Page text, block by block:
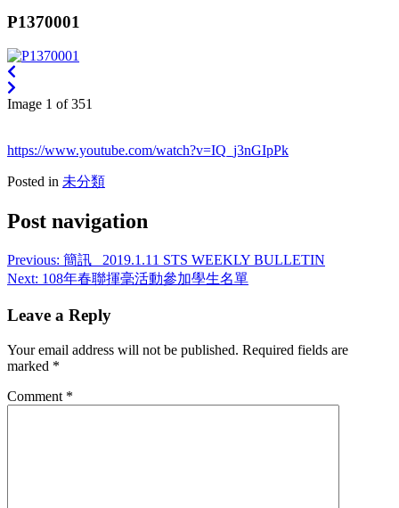
P1370001
Image 1 of 351
https://www.youtube.com/watch?v=IQ_j3nGIpPk
Posted in 未分類
Post navigation
Previous: 簡訊_ 2019.1.11 STS WEEKLY BULLETIN
Next: 108年春聯揮毫活動參加學生名單
Leave a Reply
Your email address will not be published. Required fields are
marked *
Comment *